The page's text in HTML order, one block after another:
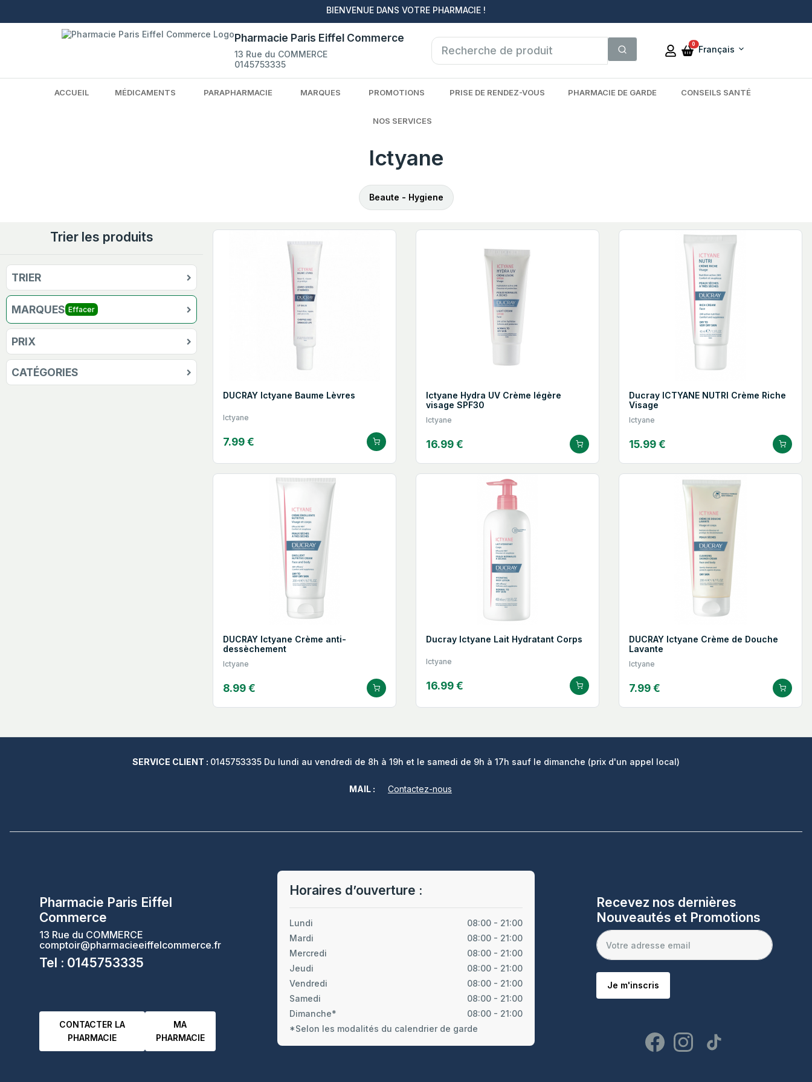
BIENVENUE DANS VOTRE PHARMACIE !
Pharmacie Paris Eiffel Commerce
13 Rue du COMMERCE
0145753335
0 Français
ACCUEIL MÉDICAMENTS PARAPHARMACIE MARQUES PROMOTIONS PRISE DE RENDEZ-VOUS PHARMACIE DE GARDE CONSEILS SANTÉ
NOS SERVICES
Ictyane
Beaute - Hygiene
Trier les produits
TRIER
MARQUES Effacer
PRIX
CATÉGORIES
DUCRAY Ictyane Baume Lèvres
Ictyane
7.99 €
Ictyane Hydra UV Crème légère
visage SPF30
Ictyane
16.99 €
Ducray ICTYANE NUTRI Crème Riche
Visage
Ictyane
15.99 €
DUCRAY Ictyane Crème anti-
dessèchement
Ictyane
8.99 €
Ducray Ictyane Lait Hydratant Corps
Ictyane
16.99 €
DUCRAY Ictyane Crème de Douche
Lavante
Ictyane
7.99 €
SERVICE CLIENT : 0145753335 Du lundi au vendredi de 8h à 19h et le samedi de 9h à 17h sauf le dimanche (prix d'un appel local)
MAIL : Contactez-nous
Pharmacie Paris Eiffel
Commerce
13 Rue du COMMERCE
comptoir@pharmacieeiffelcommerce.fr
Tel : 0145753335
CONTACTER LA
PHARMACIE
MA
PHARMACIE
Horaires d’ouverture :
Lundi
08:00 - 21:00
Mardi
08:00 - 21:00
Mercredi
08:00 - 21:00
Jeudi
08:00 - 21:00
Vendredi
08:00 - 21:00
Samedi
08:00 - 21:00
Dimanche*
08:00 - 21:00
*Selon les modalités du calendrier de garde
Recevez nos dernières
Nouveautés et Promotions
Je m'inscris